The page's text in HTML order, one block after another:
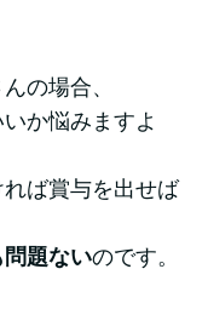
の場合、
か悩みますよ
ば賞与を出せば
題ないのです。